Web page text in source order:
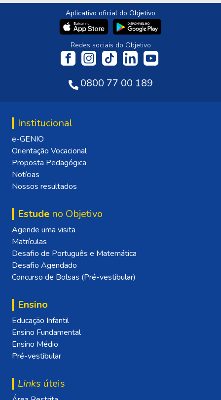
Aplicativo oficial do Objetivo
Redes sociais do Objetivo
0800 77 00 189
Institucional
e-GENIO
Orientação Vocacional
Proposta Pedagógica
Notícias
Nossos resultados
Estude no Objetivo
Agende uma visita
Matrículas
Desafio de Português e Matemática
Desafio Agendado
Concurso de Bolsas (Pré-vestibular)
Ensino
Educação Infantil
Ensino Fundamental
Ensino Médio
Pré-vestibular
Links úteis